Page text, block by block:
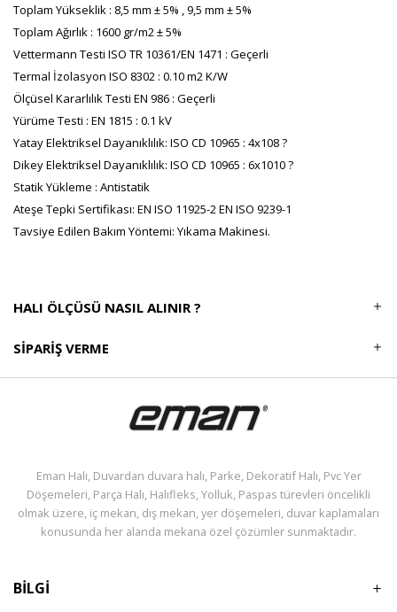
Toplam Yükseklik : 8,5 mm ± 5% , 9,5 mm ± 5%
Toplam Ağırlık : 1600 gr/m2 ± 5%
Vettermann Testi ISO TR 10361/EN 1471 : Geçerli
Termal İzolasyon ISO 8302 : 0.10 m2 K/W
Ölçüsel Kararlılık Testi EN 986 : Geçerli
Yürüme Testi : EN 1815 : 0.1 kV
Yatay Elektriksel Dayanıklılık: ISO CD 10965 : 4x108 ?
Dikey Elektriksel Dayanıklılık: ISO CD 10965 : 6x1010 ?
Statik Yükleme : Antistatik
Ateşe Tepki Sertifikası: EN ISO 11925-2 EN ISO 9239-1
Tavsiye Edilen Bakım Yöntemi: Yıkama Makinesi.
HALI ÖLÇÜSÜ NASIL ALINIR ?
SIPARIŞ VERME
Eman Halı, Duvardan duvara halı, Parke, Dekoratif Halı, Pvc Yer
Döşemeleri, Parça Halı, Halıfleks, Yolluk, Paspas türevleri öncelikli
olmak üzere, iç mekan, dış mekan, yer döşemeleri, duvar kaplamaları
konusunda her alanda mekana özel çözümler sunmaktadır.
BİLGİ